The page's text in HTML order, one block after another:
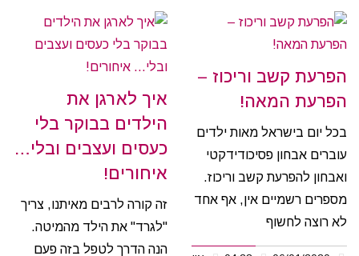
הפרעת קשב וריכוז –
הפרעת המאה!
בכל יום בישראל מאות ילדים
עוברים אבחון פסיכודידקטי
ואבחון להפרעת קשב וריכוז.
מספרים רשמיים אין, אף אחד
לא רוצה לחשוף
איך לארגן את
הילדים בבוקר בלי
כעסים ועצבים ובלי…
איחורים!
זה קורה לרבים מאיתנו, צריך
"לגרד" את הילד מהמיטה.
הנה הדרך לטפל בזה פעם